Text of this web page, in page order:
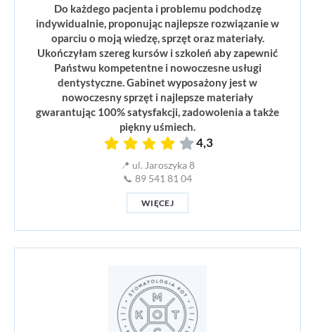
Do każdego pacjenta i problemu podchodzę
indywidualnie, proponując najlepsze rozwiązanie w
oparciu o moją wiedzę, sprzęt oraz materiały.
Ukończyłam szereg kursów i szkoleń aby zapewnić
Państwu kompetentne i nowoczesne usługi
dentystyczne. Gabinet wyposażony jest w
nowoczesny sprzęt i najlepsze materiały
gwarantując 100% satysfakcji, zadowolenia a także
piękny uśmiech.
4,3
📍 ul. Jaroszyka 8
📞 89 541 81 04
WIĘCEJ